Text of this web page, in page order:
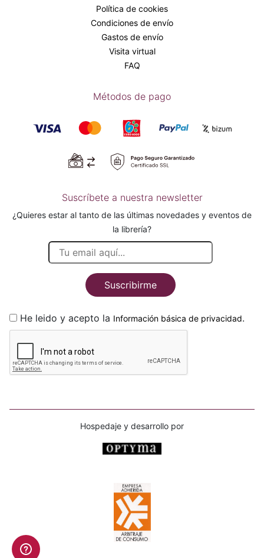
Política de cookies
Condiciones de envío
Gastos de envío
Visita virtual
FAQ
Métodos de pago
Suscríbete a nuestra newsletter
¿Quieres estar al tanto de las últimas novedades y eventos de
la librería?
Suscribirme
He leido y acepto la Información básica de privacidad.
Hospedaje y desarrollo por